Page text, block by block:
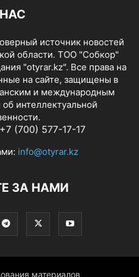
источник новостей
области. ТОО "Собкор"
"otyrar.kz". Все права на
на сайте, защищены в
и международным
интеллектуальной
(700) 577-17-17
info@otyrar.kz
ЗА НАМИ
материалов